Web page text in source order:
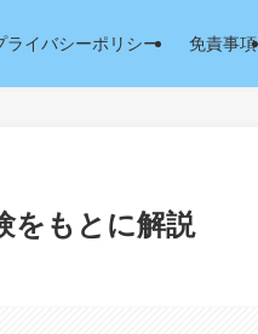
ライバシーポリシー 免責事項
をもとに解説